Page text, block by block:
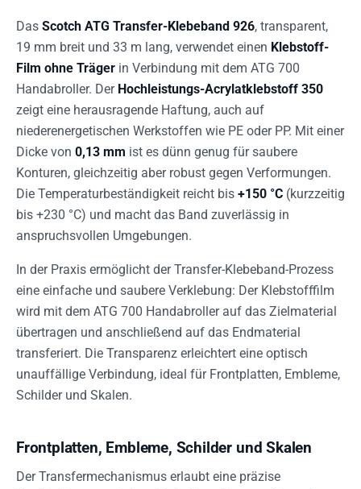
Das Scotch ATG Transfer-Klebeband 926, transparent,
19 mm breit und 33 m lang, verwendet einen Klebstoff-
Film ohne Träger in Verbindung mit dem ATG 700
Handabroller. Der Hochleistungs-Acrylatklebstoff 350
zeigt eine herausragende Haftung, auch auf
niederenergetischen Werkstoffen wie PE oder PP. Mit einer
Dicke von 0,13 mm ist es dünn genug für saubere
Konturen, gleichzeitig aber robust gegen Verformungen.
Die Temperaturbeständigkeit reicht bis +150 °C (kurzzeitig
bis +230 °C) und macht das Band zuverlässig in
anspruchsvollen Umgebungen.
In der Praxis ermöglicht der Transfer-Klebeband-Prozess
eine einfache und saubere Verklebung: Der Klebstofffilm
wird mit dem ATG 700 Handabroller auf das Zielmaterial
übertragen und anschließend auf das Endmaterial
transferiert. Die Transparenz erleichtert eine optisch
unauffällige Verbindung, ideal für Frontplatten, Embleme,
Schilder und Skalen.
Frontplatten, Embleme, Schilder und Skalen
Der Transfermechanismus erlaubt eine präzise